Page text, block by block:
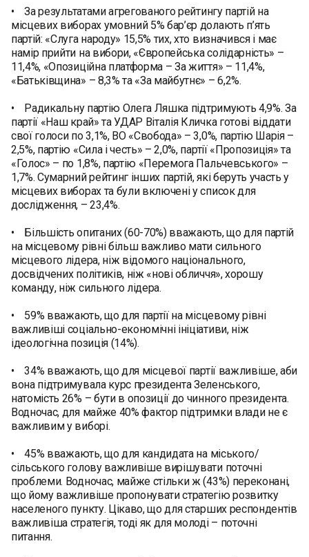
• За результатами агрегованого рейтингу партій на
місцевих виборах умовний 5% бар’єр долають п’ять
партій: «Слуга народу» 15,5% тих, хто визначився і має
намір прийти на вибори, «Європейська солідарність» –
11,4%, «Опозиційна платформа – За життя» – 11,4%,
«Батьківщина» – 8,3% та «За майбутнє» – 6,2%.
• Радикальну партію Олега Ляшка підтримують 4,9%. За
партії «Наш край» та УДАР Віталія Кличка готові віддати
свої голоси по 3,1%, ВО «Свобода» – 3,0%, партію Шарія –
2,5%, партію «Сила і честь» – 2,0%, партії «Пропозиція» та
«Голос» – по 1,8%, партію «Перемога Пальчевського» –
1,7%. Сумарний рейтинг інших партій, які беруть участь у
місцевих виборах та були включені у список для
дослідження, – 23,4%.
• Більшість опитаних (60-70%) вважають, що для партій
на місцевому рівні більш важливо мати сильного
місцевого лідера, ніж відомого національного,
досвідчених політиків, ніж «нові обличчя», хорошу
команду, ніж сильного лідера.
• 59% вважають, що для партії на місцевому рівні
важливіші соціально-економічні ініціативи, ніж
ідеологічна позиція (14%).
• 34% вважають, що для місцевої партії важливіше, аби
вона підтримувала курс президента Зеленського,
натомість 26% – бути в опозиції до чинного президента.
Водночас, для майже 40% фактор підтримки влади не є
важливим у виборі.
• 45% вважають, що для кандидата на міського/
сільського голову важливіше вирішувати поточні
проблеми. Водночас, майже стільки ж (43%) переконані,
що йому важливіше пропонувати стратегію розвитку
населеного пункту. Цікаво, що для старших респондентів
важливіша стратегія, тоді як для молоді – поточні
питання.